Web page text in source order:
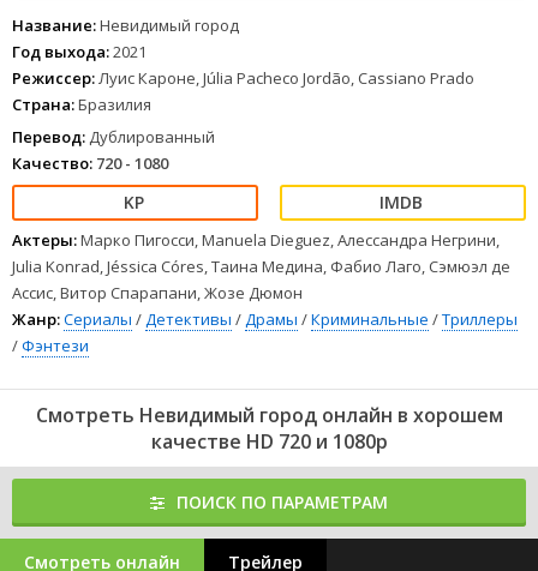
Название:Невидимый город
Год выхода:2021
Режиссер:Луис Кароне, Júlia Pacheco Jordão, Cassiano Prado
Страна:Бразилия
Перевод: Дублированный
Качество: 720 - 1080
Актеры:Марко Пигосси, Manuela Dieguez, Алессандра Негрини,
Julia Konrad, Jéssica Córes, Таина Медина, Фабио Лаго, Сэмюэл де
Ассис, Витор Спарапани, Жозе Дюмон
Жанр:Сериалы /Детективы /Драмы /Криминальные /Триллеры
/Фэнтези
Смотреть Невидимый город онлайн в хорошем
качестве HD 720 и 1080p
ПОИСК ПО ПАРАМЕТРАМ
Смотреть онлайн Трейлер